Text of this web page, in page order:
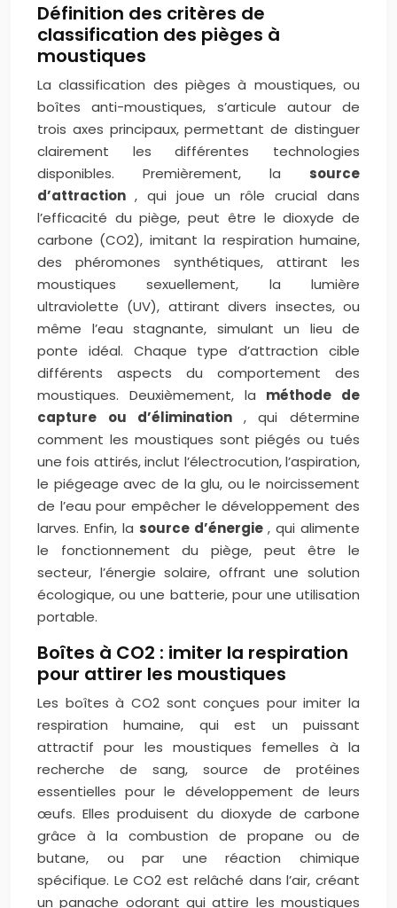
Définition des critères de
classification des pièges à
moustiques
La classification des pièges à moustiques, ou
boîtes anti-moustiques, s’articule autour de
trois axes principaux, permettant de distinguer
clairement les différentes technologies
disponibles. Premièrement, la source
d’attraction , qui joue un rôle crucial dans
l’efficacité du piège, peut être le dioxyde de
carbone (CO2), imitant la respiration humaine,
des phéromones synthétiques, attirant les
moustiques sexuellement, la lumière
ultraviolette (UV), attirant divers insectes, ou
même l’eau stagnante, simulant un lieu de
ponte idéal. Chaque type d’attraction cible
différents aspects du comportement des
moustiques. Deuxièmement, la méthode de
capture ou d’élimination , qui détermine
comment les moustiques sont piégés ou tués
une fois attirés, inclut l’électrocution, l’aspiration,
le piégeage avec de la glu, ou le noircissement
de l’eau pour empêcher le développement des
larves. Enfin, la source d’énergie , qui alimente
le fonctionnement du piège, peut être le
secteur, l’énergie solaire, offrant une solution
écologique, ou une batterie, pour une utilisation
portable.
Boîtes à CO2 : imiter la respiration
pour attirer les moustiques
Les boîtes à CO2 sont conçues pour imiter la
respiration humaine, qui est un puissant
attractif pour les moustiques femelles à la
recherche de sang, source de protéines
essentielles pour le développement de leurs
œufs. Elles produisent du dioxyde de carbone
grâce à la combustion de propane ou de
butane, ou par une réaction chimique
spécifique. Le CO2 est relâché dans l’air, créant
un panache odorant qui attire les moustiques